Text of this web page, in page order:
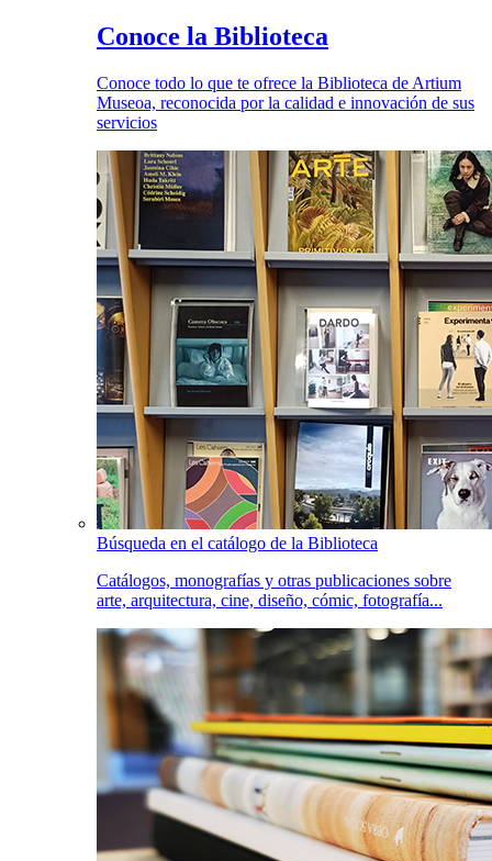
Conoce la Biblioteca
Conoce todo lo que te ofrece la Biblioteca de Artium
Museoa, reconocida por la calidad e innovación de sus
servicios
Búsqueda en el catálogo de la Biblioteca
Catálogos, monografías y otras publicaciones sobre
arte, arquitectura, cine, diseño, cómic, fotografía...